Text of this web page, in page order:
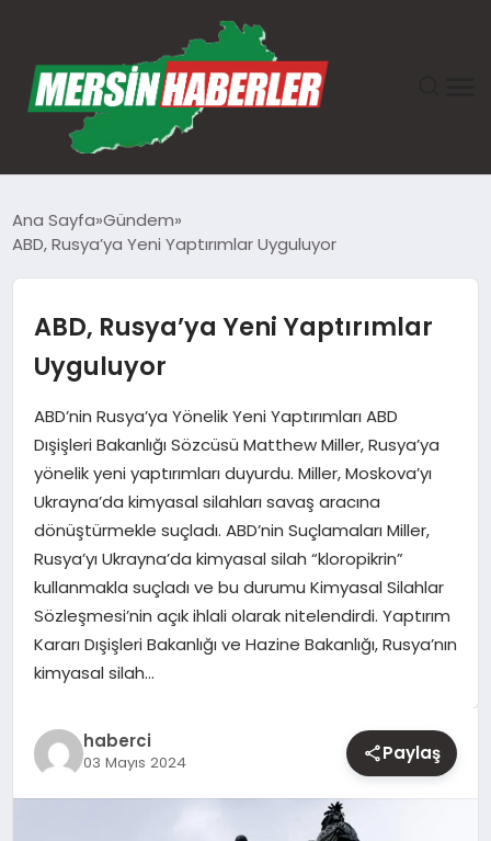
GÜNDEM
EKONOMI
SAĞLIK
SPOR
YAŞAM
Ana Sayfa Gündem
ABD, Rusya’ya Yeni Yaptırımlar Uyguluyor
ABD, Rusya’ya Yeni Yaptırımlar
Uyguluyor
ABD’nin Rusya’ya Yönelik Yeni Yaptırımları ABD
Dışişleri Bakanlığı Sözcüsü Matthew Miller, Rusya’ya
yönelik yeni yaptırımları duyurdu. Miller, Moskova’yı
Ukrayna’da kimyasal silahları savaş aracına
dönüştürmekle suçladı. ABD’nin Suçlamaları Miller,
Rusya’yı Ukrayna’da kimyasal silah “kloropikrin”
kullanmakla suçladı ve bu durumu Kimyasal Silahlar
Sözleşmesi’nin açık ihlali olarak nitelendirdi. Yaptırım
Kararı Dışişleri Bakanlığı ve Hazine Bakanlığı, Rusya’nın
kimyasal silah…
haberci
03 Mayıs 2024 Paylaş